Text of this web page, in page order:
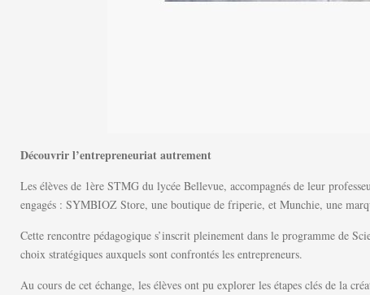
Découvrir l’entrepreneuriat autrement
Les élèves de 1ère STMG du lycée Bellevue, accompagnés de leur
engagés : SYMBIOZ Store, une boutique de friperie, et Munchie, une
Cette rencontre pédagogique s’inscrit pleinement dans le programme de
choix stratégiques auxquels sont confrontés les entrepreneurs.
Au cours de cet échange, les élèves ont pu explorer les étapes clés de la